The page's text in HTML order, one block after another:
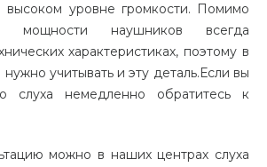
высоком уровне громкости. Помимо
мощности наушников всегда
характеристиках, поэтому в
учитывать и эту деталь.Если вы
слуха немедленно обратитесь к
можно в наших центрах слуха